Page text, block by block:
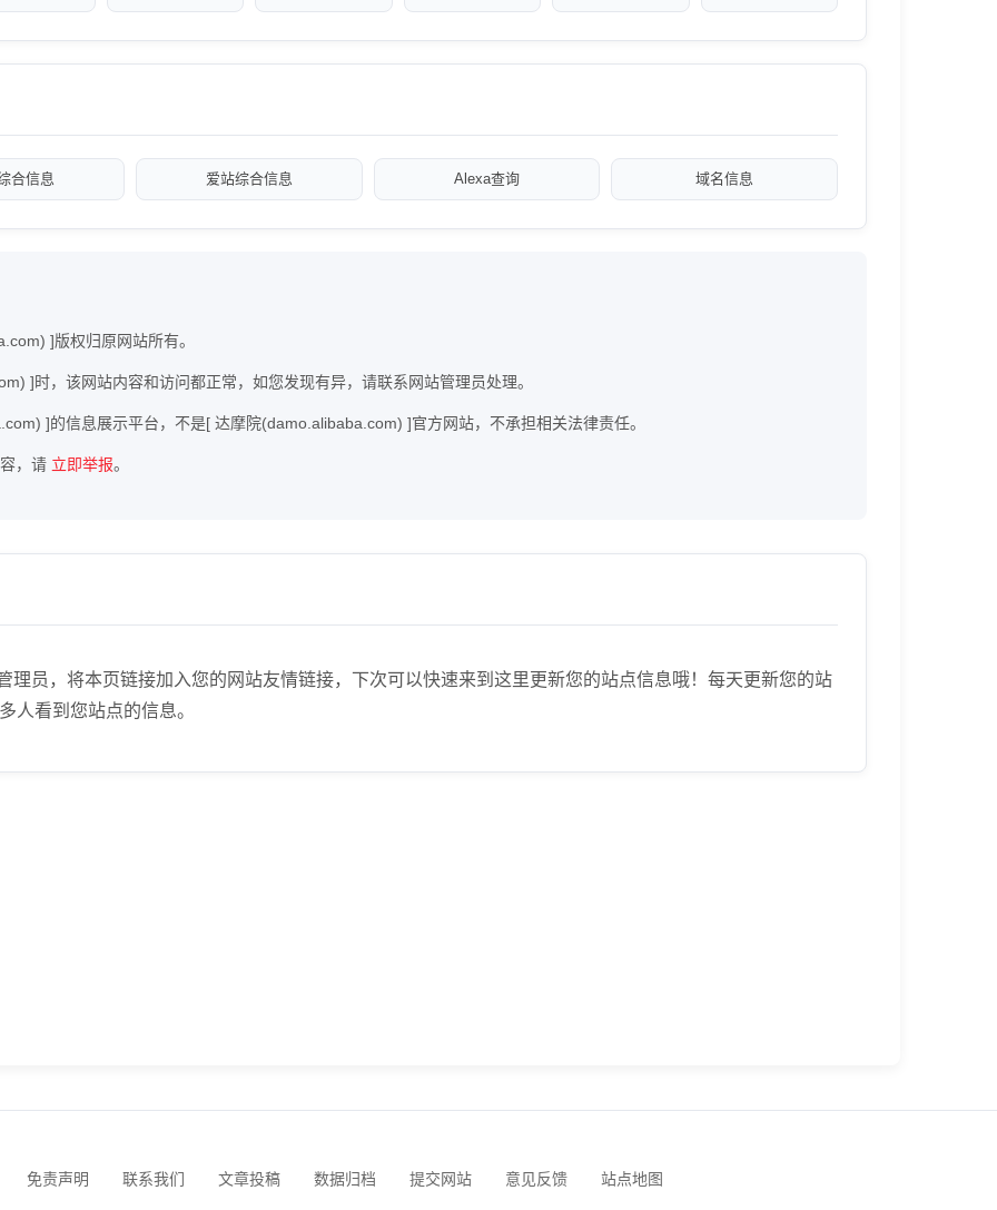
合信息 爱站综合信息 Alexa查询 域名信息
]版权归原网站所有。
]时，该网站内容和访问都正常，如您发现有异，请联系网站管理员处理。
]的信息展示平台，不是[ 达摩院(damo.alibaba.com) ]官方网站，不承担相关法律责任。
，请 立即举报。
理员，将本页链接加入您的网站友情链接，下次可以快速来到这里更新您的站点信息哦！每天更新您的站
人看到您站点的信息。
免责声明 联系我们 文章投稿 数据归档 提交网站 意见反馈 站点地图